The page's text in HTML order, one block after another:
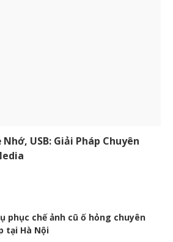
USB: Giải Pháp Chuyên
phục chế ảnh cũ ố hỏng chuyên
tại Hà Nội